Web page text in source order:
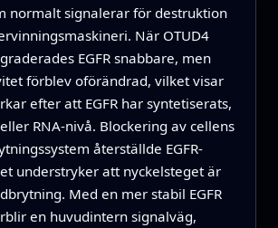
normalt signalerar för destruktion
När OTUD4
EGFR snabbare, men
förblev oförändrad, vilket visar
efter att EGFR har syntetiserats,
RNA-nivå. Blockering av cellens
återställde EGFR-
understryker att nyckelsteget är
Med en mer stabil EGFR
en huvudintern signalväg,